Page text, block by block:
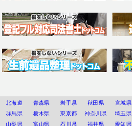
北海道 青森県 岩手県 秋田県 宮城県
群馬県
栃木県 東京都 神奈川県 埼玉県
山梨県
富山県 石川県 福井県 愛知県